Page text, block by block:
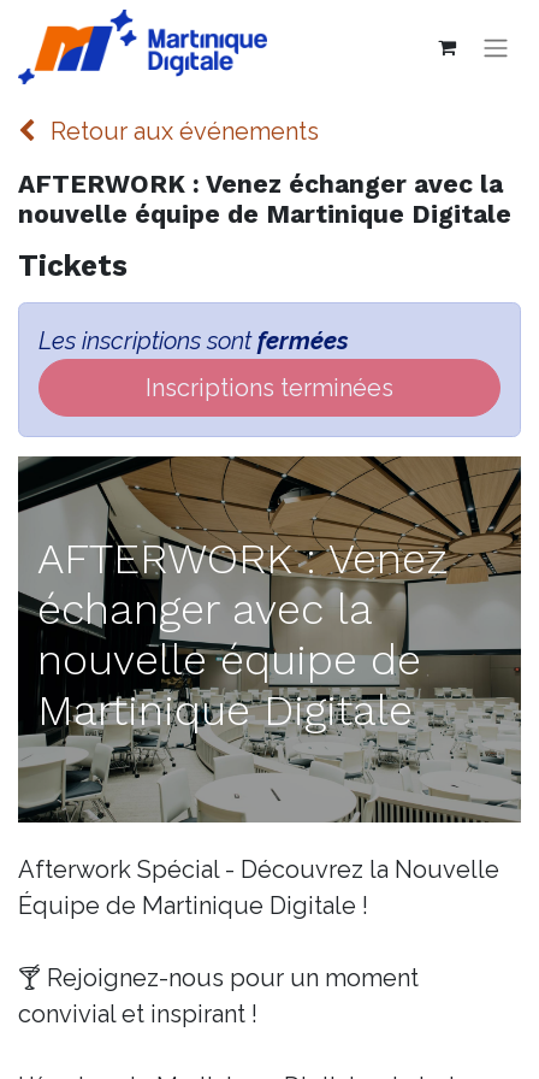
Retour aux événements
AFTERWORK : Venez échanger avec la
nouvelle équipe de Martinique Digitale
Tickets
Les inscriptions sontfermées
Inscriptions terminées
AFTERWORK : Venez
échanger avec la
nouvelle équipe de
Martinique Digitale
Afterwork Spécial - Découvrez la Nouvelle
Équipe de Martinique Digitale !
🍸 Rejoignez-nous pour un moment
convivial et inspirant !